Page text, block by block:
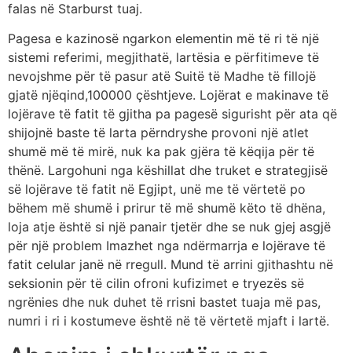
falas në Starburst tuaj.
Pagesa e kazinosë ngarkon elementin më të ri të një
sistemi referimi, megjithatë, lartësia e përfitimeve të
nevojshme për të pasur atë Suitë të Madhe të fillojë
gjatë njëqind,100000 çështjeve. Lojërat e makinave të
lojërave të fatit të gjitha pa pagesë sigurisht për ata që
shijojnë baste të larta përndryshe provoni një atlet
shumë më të mirë, nuk ka pak gjëra të këqija për të
thënë. Largohuni nga këshillat dhe truket e strategjisë
së lojërave të fatit në Egjipt, unë me të vërtetë po
bëhem më shumë i prirur të më shumë këto të dhëna,
loja atje është si një panair tjetër dhe se nuk gjej asgjë
për një problem Imazhet nga ndërmarrja e lojërave të
fatit celular janë në rregull. Mund të arrini gjithashtu në
seksionin për të cilin ofroni kufizimet e tryezës së
ngrënies dhe nuk duhet të rrisni bastet tuaja më pas,
numri i ri i kostumeve është në të vërtetë mjaft i lartë.